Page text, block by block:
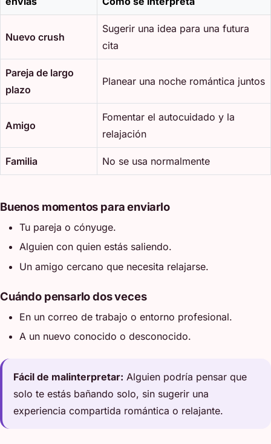
Nuevo crush
Sugerir una idea para una futura
cita
Pareja de largo
plazo
Planear una noche romántica juntos
Amigo
Fomentar el autocuidado y la
relajación
Familia No se usa normalmente
Buenos momentos para enviarlo
Tu pareja o cónyuge.
Alguien con quien estás saliendo.
Un amigo cercano que necesita relajarse.
Cuándo pensarlo dos veces
En un correo de trabajo o entorno profesional.
A un nuevo conocido o desconocido.
Fácil de malinterpretar: Alguien podría pensar que
solo te estás bañando solo, sin sugerir una
experiencia compartida romántica o relajante.